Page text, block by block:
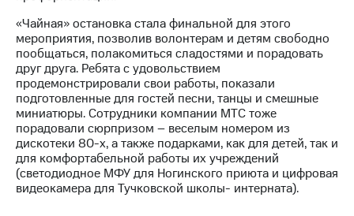
капитал
Контроль
и
аудит
Рынок
акций
Описание
Программа
приобретения
Порядок
выкупа
акций
«Чайная» остановка стала финальной для этого
мероприятия, позволив волонтерам и детям свободно
пообщаться, полакомиться сладостями и порадовать
друг друга. Ребята с удовольствием
продемонстрировали свои работы, показали
подготовленные для гостей песни, танцы и смешные
миниатюры. Сотрудники компании МТС тоже
порадовали сюрпризом – веселым номером из
дискотеки 80-х, а также подарками, как для детей, так и
для комфортабельной работы их учреждений
(светодиодное МФУ для Ногинского приюта и цифровая
видеокамера для Тучковской школы- интерната).